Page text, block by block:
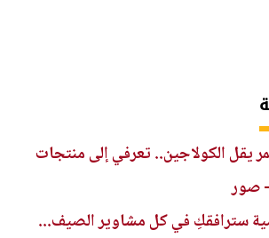
يقل الكولاجين.. تعرفي إلى منتجات
صور
سترافقكِ في كل مشاوير الصيف...